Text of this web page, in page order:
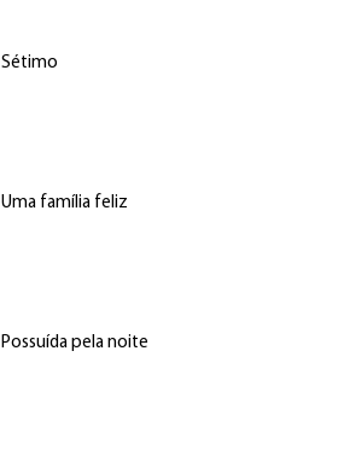
Sétimo
Uma família feliz
Possuída pela noite